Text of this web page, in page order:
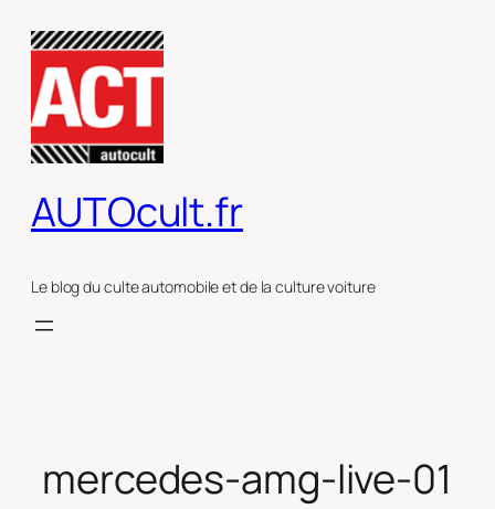
contenu
AUTOcult.fr
Le blog du culte automobile et de la culture voiture
mercedes-amg-live-01